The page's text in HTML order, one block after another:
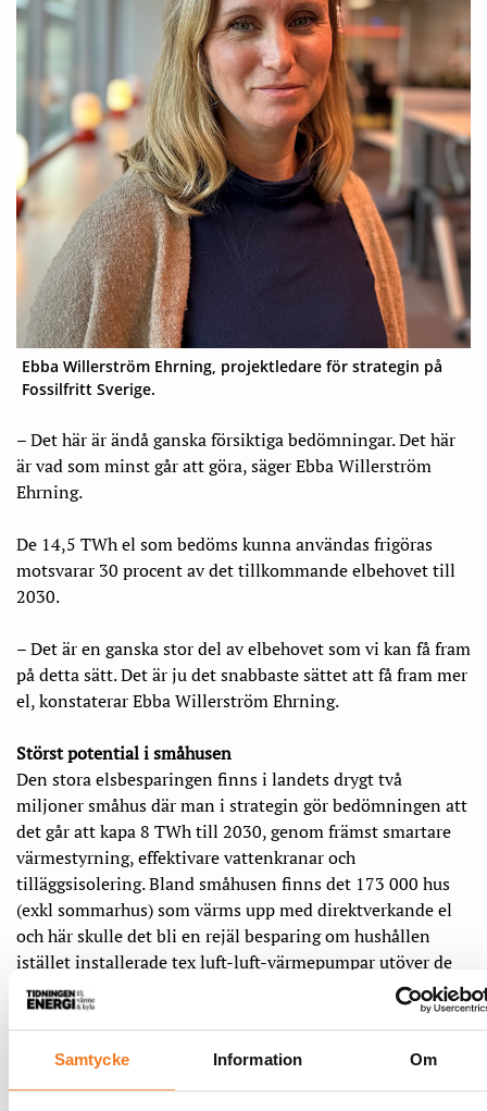
Samtycke Information Om
Ebba Willerström Ehrning, projektledare för strategin på
Fossilfritt Sverige.
– Det här är ändå ganska försiktiga bedömningar. Det här
är vad som minst går att göra, säger Ebba Willerström
Ehrning.
De 14,5 TWh el som bedöms kunna användas frigöras
motsvarar 30 procent av det tillkommande elbehovet till
2030.
– Det är en ganska stor del av elbehovet som vi kan få fram
på detta sätt. Det är ju det snabbaste sättet att få fram mer
el, konstaterar Ebba Willerström Ehrning.
Störst potential i småhusen
Den stora elsbesparingen finns i landets drygt två
miljoner småhus där man i strategin gör bedömningen att
det går att kapa 8 TWh till 2030, genom främst smartare
värmestyrning, effektivare vattenkranar och
tilläggsisolering. Bland småhusen finns det 173 000 hus
(exkl sommarhus) som värms upp med direktverkande el
och här skulle det bli en rejäl besparing om hushållen
istället installerade tex luft-luft-värmepumpar utöver de
andra åtgärderna.
mycket elmotorer, till olika typer av pumpar, som står på i
onödan och är överdimensionerade.